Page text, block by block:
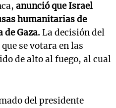
anunció que Israel
humanitarias de
de Gaza. La decisión del
se votara en las
de alto al fuego, al cual
del presidente